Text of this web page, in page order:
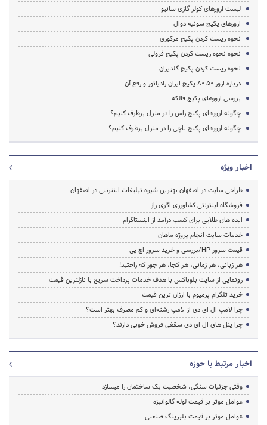
لیست ارورهای کولر گازی سانیو
ارورهای پکیج سونیه دوال
نحوه ریست کردن پکیج مرکوری
نحوه نحوه ریست کردن پکیج فرولی
نحوه ریست کردن پکیج گلدیران
درباره ارور ۵۰ ۸۰ پکیج ایران رادیاتور و رفع آن
بررسی ارورهای پکیج فالکه
چگونه ارورهای پکیج زاس را در منزل برطرف کنیم؟
چگونه ارورهای پکیج تاچی را در منزل برطرف کنیم؟
اخبار ویژه
طراحی سایت در اصفهان بهترین شیوه تبلیغات اینترنتی در اصفهان
فروشگاه اینترنتی کشاورزی اگری راز
ایده های طلایی برای کسب درآمد از اینستاگرام
خدمات سایت انجام پروژه ماهان
قیمت سرور HP/بررسی و خرید سرور اچ پی
هر زبانی، هر زمانی، هر کجا، هر جور که راحتید!
رونمایی از سایت بلوباکس با هدف خدمات پرداخت سریع با نازلترین قیمت
خرید تلگرام پرمیوم با ارزان ترین قیمت
چرا لامپ ال ای دی از لامپ رشته‌ای و کم مصرف بهتر است؟
چرا پنل های ال ای دی سقفی فروش خوبی دارند؟
اخبار مرتبط با حوزه
وقتی جزئیات سنگی، شخصیت یک ساختمان را میسازد
عوامل موثر بر قیمت لوله گالوانیزه
عوامل موثر بر قیمت بلبرینگ صنعتی